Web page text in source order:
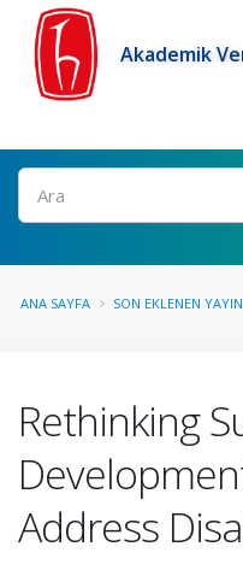
Akademik
Ara
ANA SAYFA SON EKLENEN
Rethinking
Address